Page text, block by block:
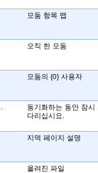
모둠 항목 맵
오직 한 모둠
모둠의 {0} 사용자
동기화하는 동안 잠시
다리십시요.
지역 페이지 설명
올려진 파일